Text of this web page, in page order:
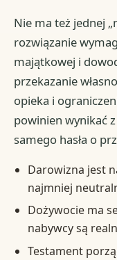
Nie ma też jednej
rozwiązanie
majątkowej i
przekazanie
opieka i
powinien wynikać
samego hasła o
Darowizna jest
najmniej
Dożywocie ma
nabywcy są
Testament